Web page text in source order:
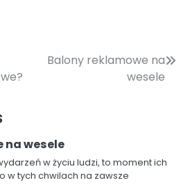
Balony reklamowe na
wesele
na wesele
w życiu ludzi, to moment ich
w tych chwilach na zawsze